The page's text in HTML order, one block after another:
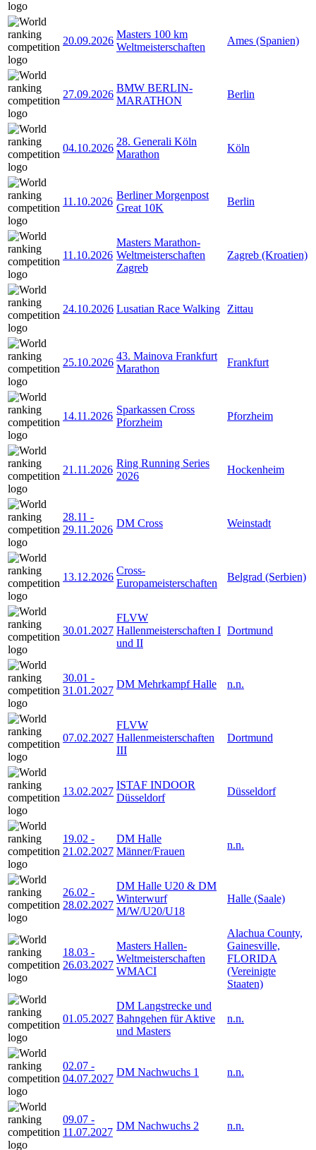
20.09.2026
Masters 100 km
Weltmeisterschaften
Ames (Spanien)
27.09.2026
BMW BERLIN-
MARATHON
Berlin
04.10.2026
28. Generali Köln
Marathon
Köln
11.10.2026
Berliner Morgenpost
Great 10K
Berlin
11.10.2026
Masters Marathon-
Weltmeisterschaften
Zagreb
Zagreb (Kroatien)
24.10.2026 Lusatian Race Walking Zittau
25.10.2026
43. Mainova Frankfurt
Marathon
Frankfurt
14.11.2026
Sparkassen Cross
Pforzheim
Pforzheim
21.11.2026
Ring Running Series
2026
Hockenheim
28.11 -
29.11.2026
DM Cross Weinstadt
13.12.2026
Cross-
Europameisterschaften
Belgrad (Serbien)
30.01.2027
FLVW
Hallenmeisterschaften I
und II
Dortmund
30.01 -
31.01.2027
DM Mehrkampf Halle n.n.
07.02.2027
FLVW
Hallenmeisterschaften
III
Dortmund
13.02.2027
ISTAF INDOOR
Düsseldorf
Düsseldorf
19.02 -
21.02.2027
DM Halle
Männer/Frauen
n.n.
26.02 -
28.02.2027
DM Halle U20 & DM
Winterwurf
M/W/U20/U18
Halle (Saale)
18.03 -
26.03.2027
Masters Hallen-
Weltmeisterschaften
WMACI
Alachua County,
Gainesville,
FLORIDA
(Vereinigte
Staaten)
01.05.2027
DM Langstrecke und
Bahngehen für Aktive
und Masters
n.n.
02.07 -
04.07.2027
DM Nachwuchs 1 n.n.
09.07 -
11.07.2027
DM Nachwuchs 2 n.n.